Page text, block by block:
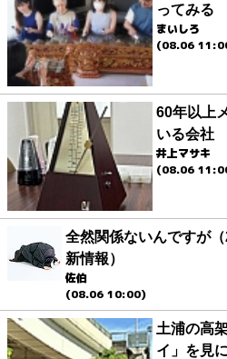
ってみる
まいしろ
(08.06
60年以上
いる会社
井上マサキ
(08.06
全然関係ないんですが
新情報）
佐伯
(08.06 10:00)
土浦の高
イ」を見